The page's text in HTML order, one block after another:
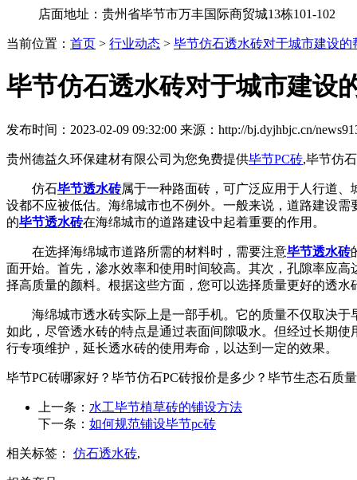
店面地址：贵州省毕节市万丰国际商贸城13栋101-102
当前位置： 首页 > 行业动态 > 毕节仿石透水砖对于城市建设的
毕节仿石透水砖对于城市建设
发布时间：2023-02-09 09:32:00 来源：http://bj.dyjhbjc.cn/
贵州德益久环保建材有限公司为您免费提供毕节PC砖,毕节仿
仿石毕节透水砖属于一种路面砖，可广泛应用于人行道
设都不应被低估。海绵城市也不例外。一般来说，道路建设
的毕节透水砖在海绵城市的道路建设中起着重要的作用。
在选择海绵城市道路所需的材料时，需要注意毕节透水砖
面开始。首先，渗水效率和使用时间较高。其次，孔隙率应
择高质量的颜料。根据这些方面，您可以选择质量更好的透水
海绵城市透水砖实际上是一部手机。它的质量不仅取决于
如此，尽管透水砖的特点是通过表面间隙吸水。但经过长期
行专项维护，延长透水砖的使用寿命，以达到一定的效果。
毕节PC砖哪家好？毕节仿石PC砖报价是多少？毕节生态石质
上一条： 水工毕节植草砖的铺设方法
下一条： 如何规范铺设毕节pc砖
相关标签： 仿石透水砖,